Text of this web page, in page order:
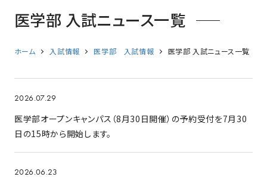
医学部 入試ニュース一覧
ホーム 入試情報 医学部 入試情報 医学部 入試ニュース一覧
2026.07.29
医学部オープンキャンパス（8月30日開催）の予約受付を7月30
日の15時から開始します。
2026.06.23